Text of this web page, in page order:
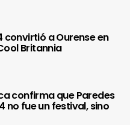
convirtió a Ourense en
Britannia
confirma que Paredes
no fue un festival, sino